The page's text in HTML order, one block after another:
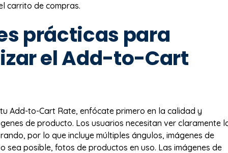
carrito de compras.
prácticas para
el Add-to-Cart
Add-to-Cart Rate, enfócate primero en la calidad y
de producto. Los usuarios necesitan ver claramente
por lo que incluye múltiples ángulos, imágenes de
sea posible, fotos de productos en uso. Las imágenes de